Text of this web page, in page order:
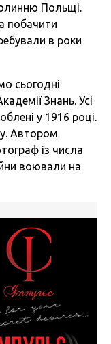
Польщі.
побачити
в роки
сьогодні
Знань. Усі
у 1916 році.
Автором
із числа
воювали на